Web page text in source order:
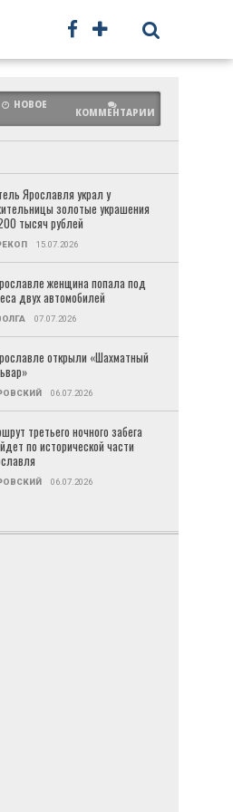
ПРОЧЕЕ
НОВОЕ
КОММЕНТАРИИ
Ярославля украл у
золотые украшения
тысяч рублей
15.07.2026
женщина попала под
двух автомобилей
07.07.2026
открыли «Шахматный
06.07.2026
третьего ночного забега
по исторической части
06.07.2026